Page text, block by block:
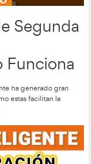
a la audiencia.
de una pareja
y lecciones de